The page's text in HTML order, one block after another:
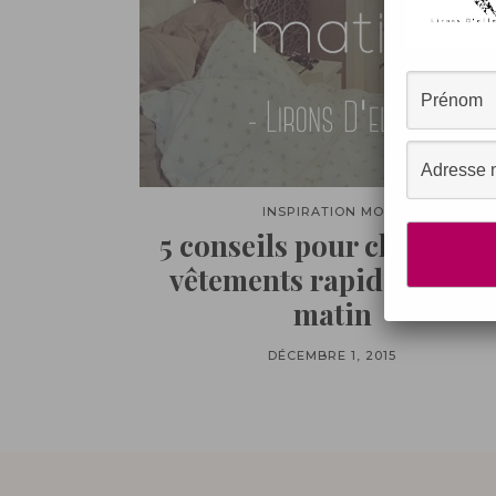
INSPIRATION MODE
5 conseils pour choisir
vêtements rapidement le
matin
DÉCEMBRE 1, 2015